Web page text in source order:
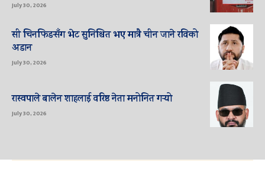
July 30, 2026
सी चिनफिङसँग भेट सुनिश्चित भए मात्रै चीन जाने रविको
अडान
July 30, 2026
रास्वपाले बालेन शाहलाई वरिष्ठ नेता मनोनित गर्‍यो
July 30, 2026